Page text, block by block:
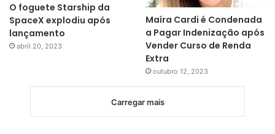
O foguete Starship da
SpaceX explodiu após
lançamento
abril 20, 2023
Maíra Cardi é Condenada
a Pagar Indenização após
Vender Curso de Renda
Extra
outubro 12, 2023
Carregar mais